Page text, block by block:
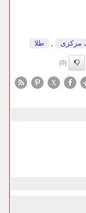
مركزی , طلا
(0)
X